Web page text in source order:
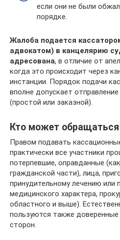
если они не были
порядке.
Жалоба подается
адвокатом) в канцелярию
адресована, в отличие от
когда это происходит через
инстанции. Порядок подачи
вполне допускает
(простой или заказной).
Кто может обращаться
Правом подавать
практически все участники
потерпевшие, оправданные
гражданской части), лица,
принудительному лечению
медицинского характера,
областного и выше).
пользуются также
сторон.